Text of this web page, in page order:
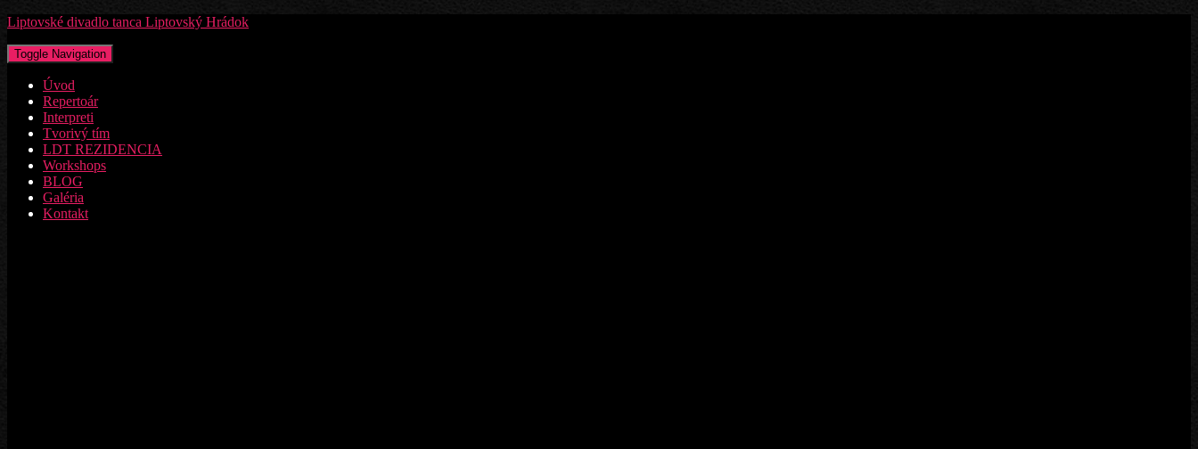
Liptovské divadlo tanca Liptovský Hrádok
Toggle Navigation
Úvod
Repertoár
Interpreti
Tvorivý tím
LDT REZIDENCIA
Workshops
BLOG
Galéria
Kontakt